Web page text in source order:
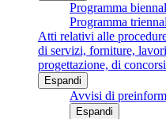
Programma
Programma
Atti relativi alle
di servizi, forniture,
progettazione, di
Espandi
Avvisi di
Espandi